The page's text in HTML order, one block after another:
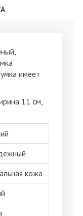
имеет
11 см,
кожа